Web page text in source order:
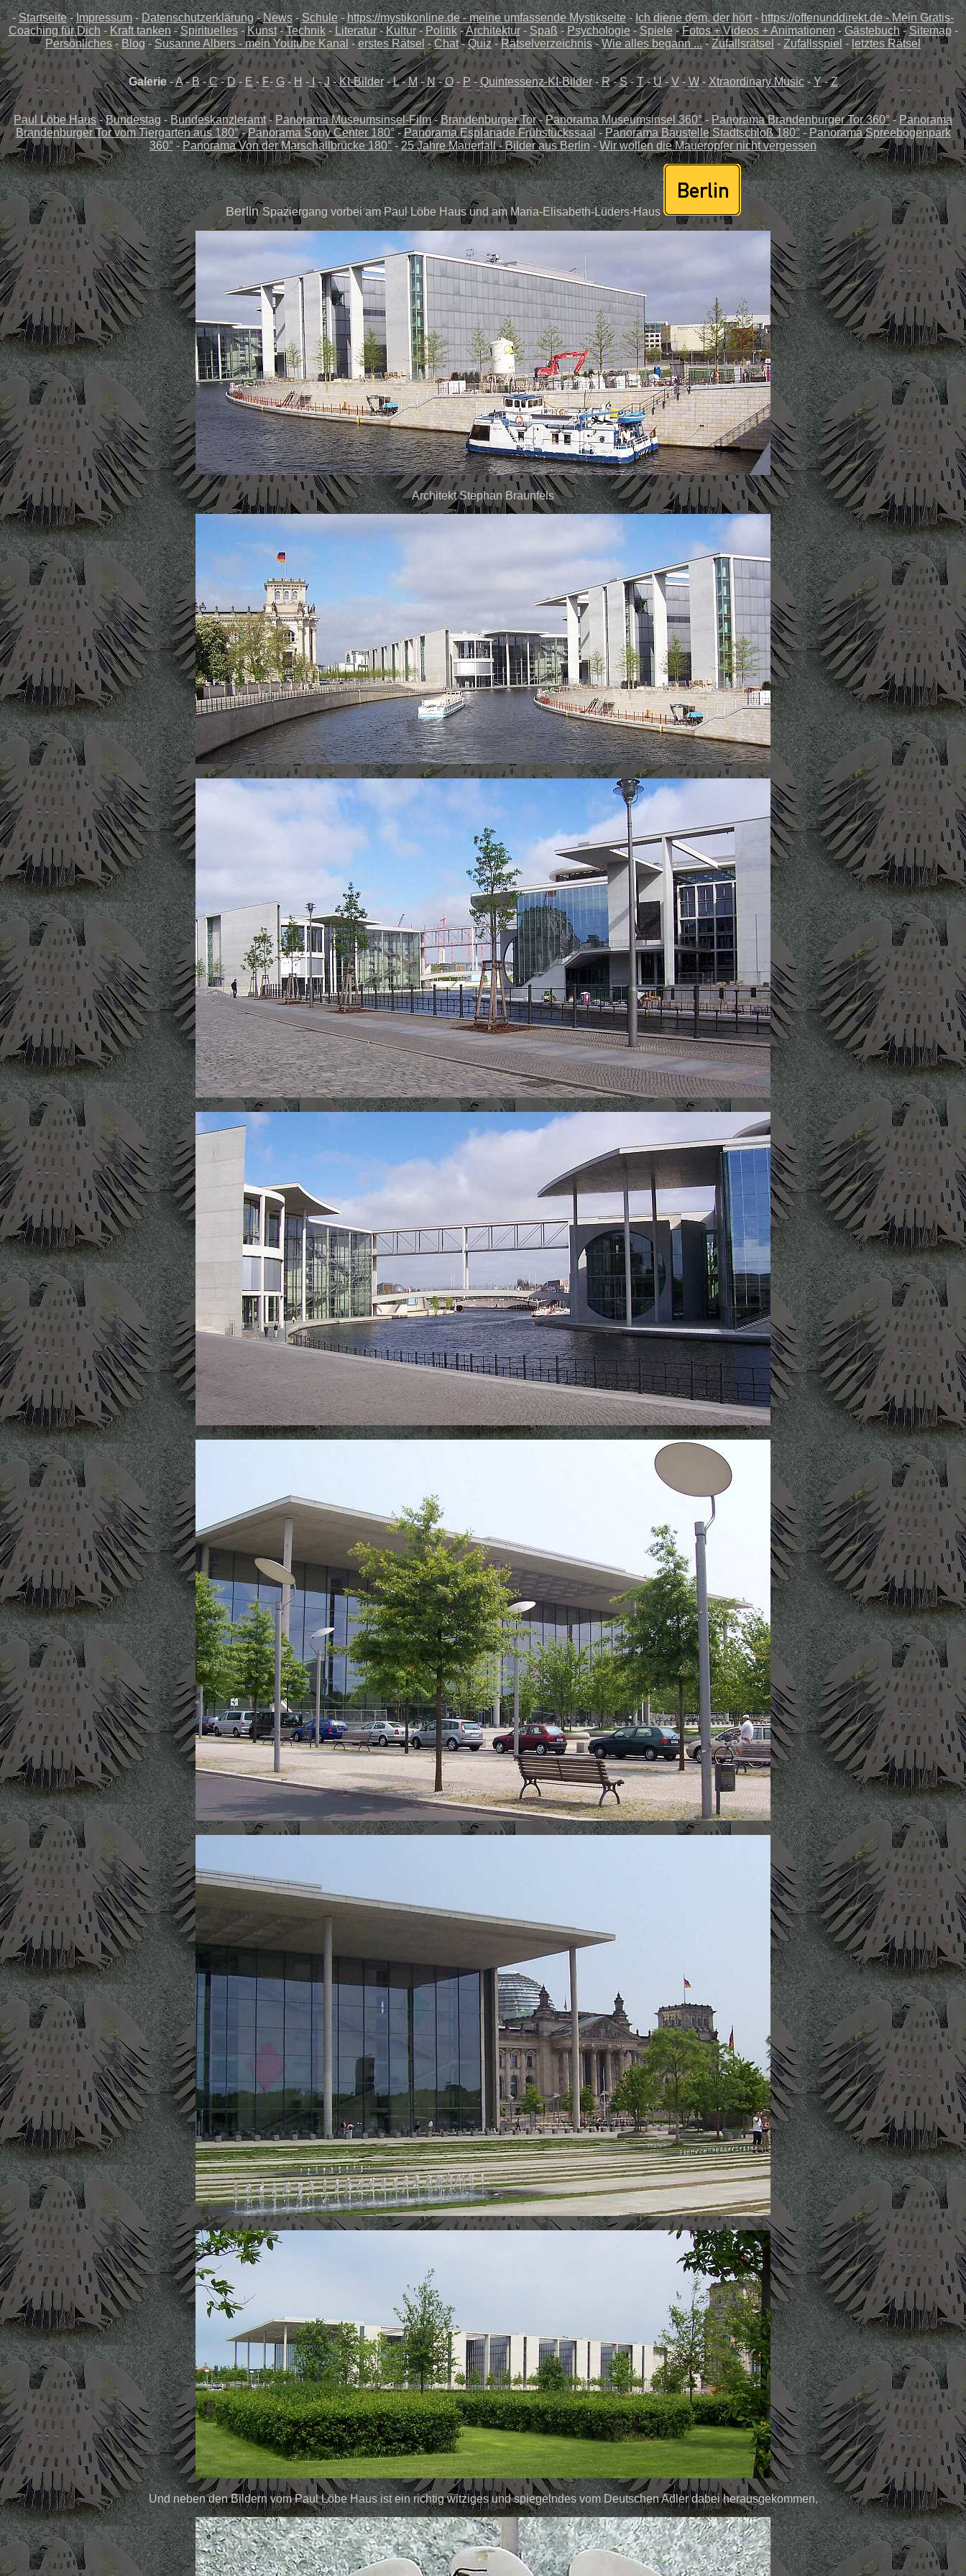
-Startseite-Impressum-Datenschutzerklärung-News-Schule-https://mystikonline.de - meine umfassende Mystikseite-Ich diene dem, der hört-https://offenunddirekt.de - Mein Gratis-
Coaching für Dich - Kraft tanken-Spirituelles-Kunst-Technik- Literatur-Kultur- Politik-Architektur- Spaß-Psychologie-Spiele -Fotos + Videos + Animationen-Gästebuch-Sitemap-
Persönliches- Blog-Susanne Albers - mein Youtube Kanal -erstes Rätsel -Chat-Quiz-Rätselverzeichnis-Wie alles begann ...-Zufallsrätsel -Zufallsspiel - letztes Rätsel
Galerie-A-B-C-D- E-F- G- H -I-J-KI-Bilder-L-M-N-O- P - Quintessenz-KI-Bilder-R-S-T-U-V- W-Xtraordinary Music-Y-Z
Paul Löbe Haus-Bundestag-Bundeskanzleramt- Panorama Museumsinsel-Film-Brandenburger Tor-Panorama Museumsinsel 360°- Panorama Brandenburger Tor 360° - Panorama
Brandenburger Tor vom Tiergarten aus 180°-Panorama Sony Center 180°-Panorama Esplanade Frühstückssaal-Panorama Baustelle Stadtschloß 180°-Panorama Spreebogenpark
360°-Panorama Von der Marschallbrücke 180°-25 Jahre Mauerfall - Bilder aus Berlin-Wir wollen die Maueropfer nicht vergessen
BerlinSpaziergang vorbei am Paul Löbe Haus und amMaria-Elisabeth-Lüders-Haus
Architekt Stephan Braunfels
Und neben den Bildern vom Paul Löbe Haus ist ein richtig witziges und spiegelndes vom Deutschen Adler dabei herausgekommen,